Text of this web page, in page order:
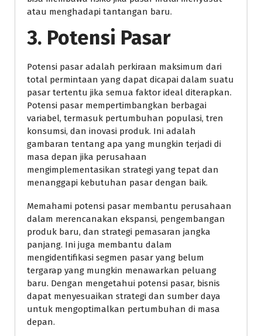
atau menghadapi tantangan baru.
3. Potensi Pasar
Potensi pasar adalah perkiraan maksimum dari
total permintaan yang dapat dicapai dalam suatu
pasar tertentu jika semua faktor ideal diterapkan.
Potensi pasar mempertimbangkan berbagai
variabel, termasuk pertumbuhan populasi, tren
konsumsi, dan inovasi produk. Ini adalah
gambaran tentang apa yang mungkin terjadi di
masa depan jika perusahaan
mengimplementasikan strategi yang tepat dan
menanggapi kebutuhan pasar dengan baik.
Memahami potensi pasar membantu perusahaan
dalam merencanakan ekspansi, pengembangan
produk baru, dan strategi pemasaran jangka
panjang. Ini juga membantu dalam
mengidentifikasi segmen pasar yang belum
tergarap yang mungkin menawarkan peluang
baru. Dengan mengetahui potensi pasar, bisnis
dapat menyesuaikan strategi dan sumber daya
untuk mengoptimalkan pertumbuhan di masa
depan.